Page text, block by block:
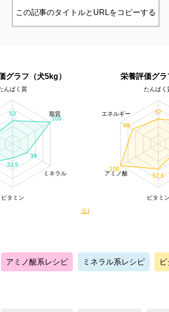
この記事のタイトルとURLをコピーする
グラフ（犬5kg）
53
100
39
32.5
んぱく質
脂質
ミネラル
ビタミン
栄養評価グラ
68
57
57.5
100
エネルギー
たんぱく
ビタミン
アミノ酸
注1
アミノ酸系レシピ ミネラル系レシピ